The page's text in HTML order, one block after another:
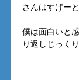
さんはすげーと
僕は面白いと
り返しじっく